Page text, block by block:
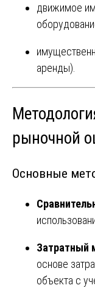
движимое
аренды).
рыночной
Основные
Затратный
основе
объекта с